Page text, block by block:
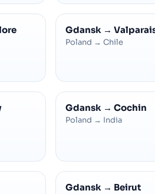
Gdansk →
Poland → Chile
Gdansk → Cochin
Poland → India
Gdansk → Beirut